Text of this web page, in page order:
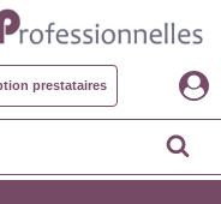
prestataires